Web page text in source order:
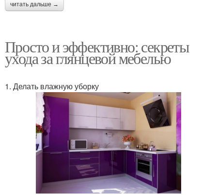
читать дальше →
Просто и эффективно: секреты
ухода за глянцевой мебелью
1. Делать влажную уборку